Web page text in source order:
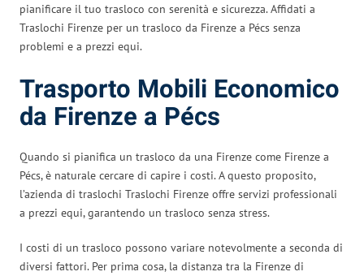
pianificare il tuo trasloco con serenità e sicurezza. Affidati a
Traslochi Firenze per un trasloco da Firenze a Pécs senza
problemi e a prezzi equi.
Trasporto Mobili Economico
da Firenze a Pécs
Quando si pianifica un trasloco da una Firenze come Firenze a
Pécs, è naturale cercare di capire i costi. A questo proposito,
l’azienda di traslochi Traslochi Firenze offre servizi professionali
a prezzi equi, garantendo un trasloco senza stress.
I costi di un trasloco possono variare notevolmente a seconda di
diversi fattori. Per prima cosa, la distanza tra la Firenze di